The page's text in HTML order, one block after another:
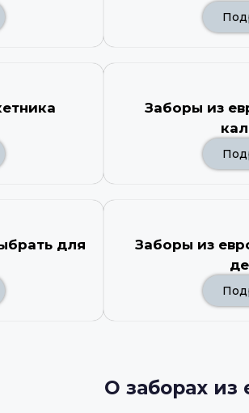
Заборы из
для
Заборы из
О заборах из